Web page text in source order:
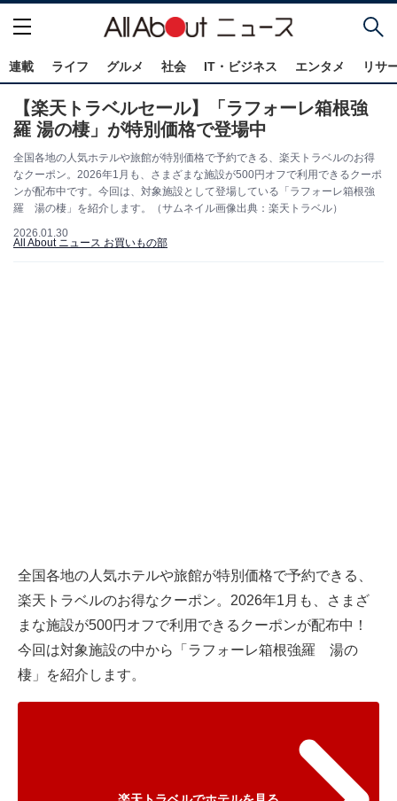
連載 ライフ グルメ 社会 IT・ビジネス エンタメ リサ
【楽天トラベルセール】「ラフォーレ箱根強
羅 湯の棲」が特別価格で登場中
全国各地の人気ホテルや旅館が特別価格で予約できる、楽天トラベルのお得
なクーポン。2026年1月も、さまざまな施設が500円オフで利用できるクーポ
ンが配布中です。今回は、対象施設として登場している「ラフォーレ箱根強
羅 湯の棲」を紹介します。（サムネイル画像出典：楽天トラベル）
2026.01.30
All About ニュース お買いもの部
全国各地の人気ホテルや旅館が特別価格で予約できる、
楽天トラベルのお得なクーポン。2026年1月も、さまざ
まな施設が500円オフで利用できるクーポンが配布中！
今回は対象施設の中から「ラフォーレ箱根強羅 湯の
棲」を紹介します。